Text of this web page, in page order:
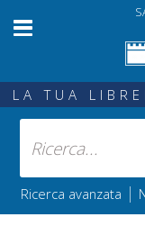
LA TUA
Ricerca avanzata |